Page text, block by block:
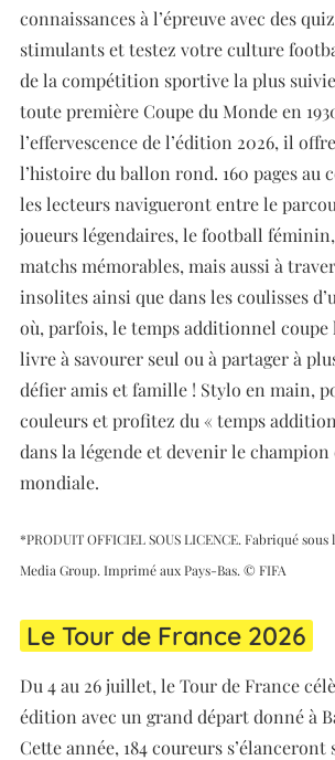
connaissances à l’épreuve avec des
stimulants et testez votre culture
de la compétition sportive la plus
toute première Coupe du Monde en
l’effervescence de l’édition 2026, il
l’histoire du ballon rond. 160 pages au
les lecteurs navigueront entre le
joueurs légendaires, le football
matchs mémorables, mais aussi à
insolites ainsi que dans les coulisses
où, parfois, le temps additionnel coupe
livre à savourer seul ou à partager à
défier amis et famille ! Stylo en main,
couleurs et profitez du « temps
dans la légende et devenir le champion
mondiale.
*PRODUIT OFFICIEL SOUS LICENCE. Fabriqué
Media Group. Imprimé aux Pays-Bas. © FIFA
Le Tour de France 2026
Du 4 au 26 juillet, le Tour de France
édition avec un grand départ donné à
Cette année, 184 coureurs s’élanceront